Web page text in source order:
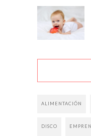
ALIMENTACIÓN
DISCO